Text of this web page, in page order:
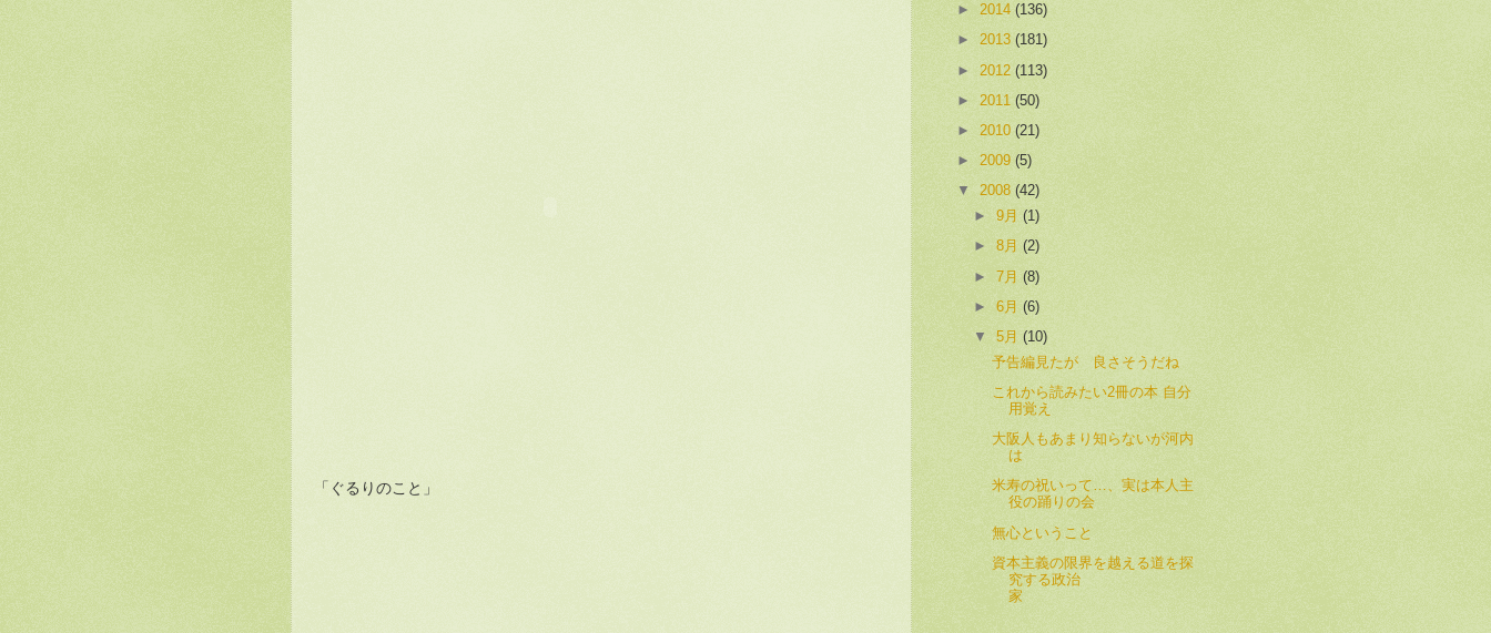
「ぐるりのこと」
► 2014 (136)
► 2013 (181)
► 2012 (113)
► 2011 (50)
► 2010 (21)
► 2009 (5)
▼ 2008 (42)
►9月(1)
►8月(2)
►7月(8)
►6月(6)
▼5月(10)
予告編見たが 良さそうだね
これから読みたい2冊の本 自分
用覚え
大阪人もあまり知らないが河内
は
米寿の祝いって…、実は本人主
役の踊りの会
無心ということ
資本主義の限界を越える道を探
究する政治
家